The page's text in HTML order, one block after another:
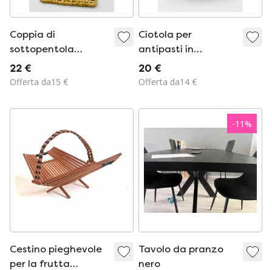
Coppia di
sottopentola
vintage in fibra
intrecciata
22 €
Offerta da15 €
Ciotola per
antipasti in
ceramica
20 €
Offerta da14 €
Cestino pieghevole
per la frutta
-11%
Tavolo da pranzo
nero